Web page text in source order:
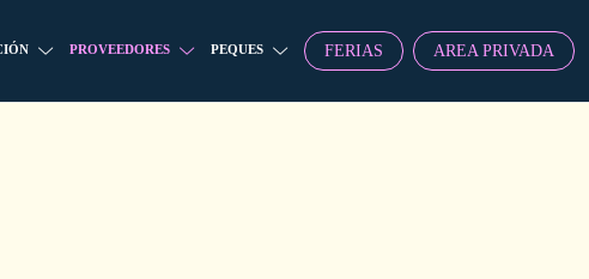
PROVEEDORES PEQUES FERIAS AREA PRIVADA